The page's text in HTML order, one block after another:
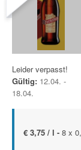
Leider verpasst!
Gültig: 12.04. -
18.04.
€ 3,75 / l - 8 x